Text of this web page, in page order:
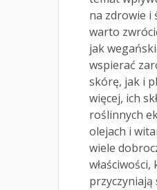
na zdrowie i
warto
jak
wspierać
skórę, jak i
więcej, ich
roślinnych
olejach i
wiele
właściwości,